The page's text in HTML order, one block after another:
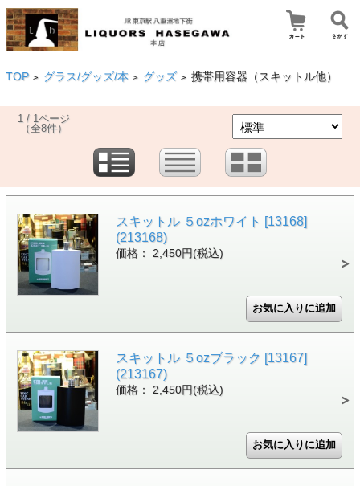
TOP > グラス/グッズ/本 > グッズ > 携帯用容器（スキットル他）
1 / 1ページ
（全8件）
スキットル ５ozホワイト [13168]
(213168)
価格： 2,450円(税込)
スキットル ５ozブラック [13167]
(213167)
価格： 2,450円(税込)